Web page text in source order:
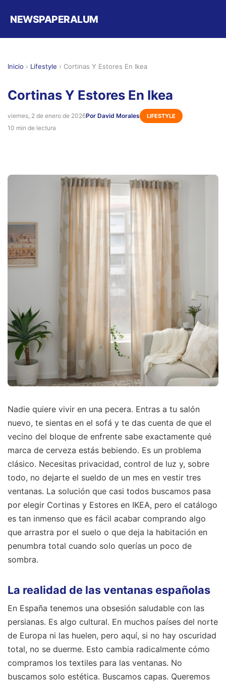
NEWSPAPERALUM
Inicio › Lifestyle › Cortinas Y Estores En Ikea
Cortinas Y Estores En Ikea
viernes, 2 de enero de 2026Por David Morales LIFESTYLE
10 min de lectura
Nadie quiere vivir en una pecera. Entras a tu salón
nuevo, te sientas en el sofá y te das cuenta de que el
vecino del bloque de enfrente sabe exactamente qué
marca de cerveza estás bebiendo. Es un problema
clásico. Necesitas privacidad, control de luz y, sobre
todo, no dejarte el sueldo de un mes en vestir tres
ventanas. La solución que casi todos buscamos pasa
por elegir Cortinas y Estores en IKEA, pero el catálogo
es tan inmenso que es fácil acabar comprando algo
que arrastra por el suelo o que deja la habitación en
penumbra total cuando solo querías un poco de
sombra.
La realidad de las ventanas españolas
En España tenemos una obsesión saludable con las
persianas. Es algo cultural. En muchos países del norte
de Europa ni las huelen, pero aquí, si no hay oscuridad
total, no se duerme. Esto cambia radicalmente cómo
compramos los textiles para las ventanas. No
buscamos solo estética. Buscamos capas. Queremos